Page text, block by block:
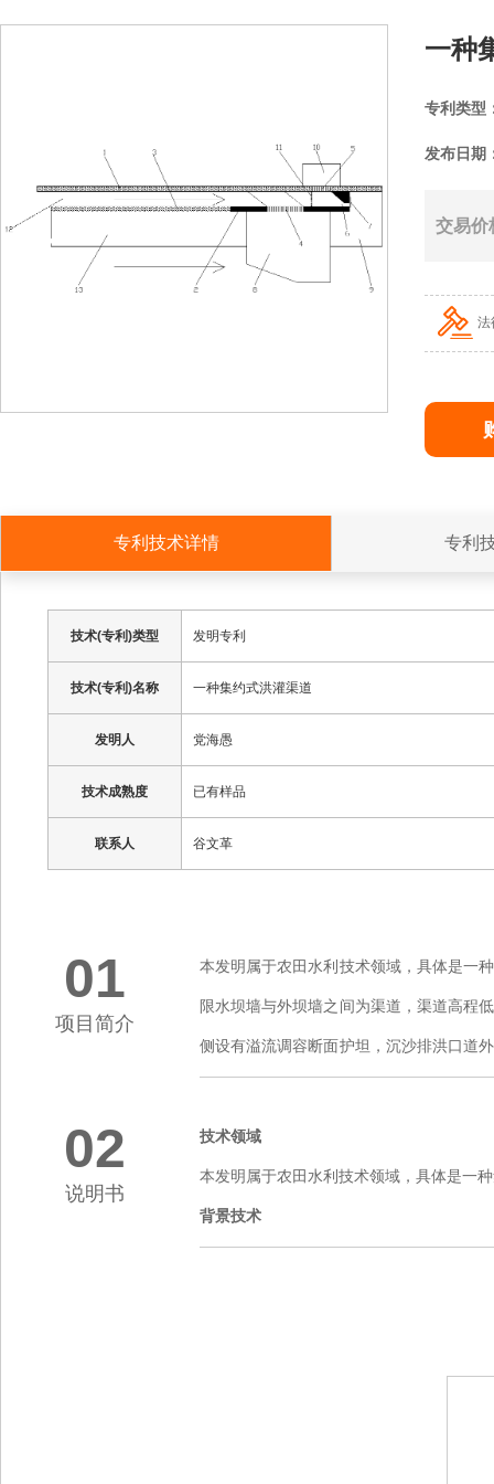
一种
专利类型
发布日期
交易价
法
专利技术详情 专利
技术(专利)类型 发明专利
技术(专利)名称 一种集约式洪灌渠道
发明人 党海愚
技术成熟度 已有样品
联系人 谷文革
01
项目简介
本发明属于农田水利技术领域，具体是一
限水坝墙与外坝墙之间为渠道，渠道高程
侧设有溢流调容断面护坦，沉沙排洪口道
以不影响河道安全通洪。
02
说明书
技术领域
本发明属于农田水利技术领域，具体是一
背景技术
正常选址，成为洪水难以就地农用的一个